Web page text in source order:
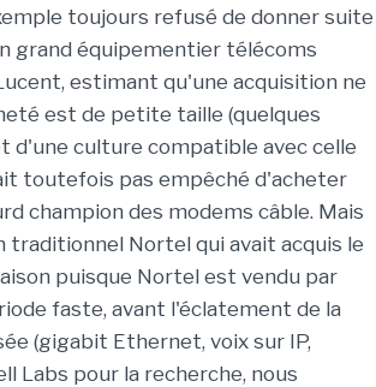
toujours refusé de donner suite
grand équipementier télécoms
estimant qu'une acquisition ne
est de petite taille (quelques
d'une culture compatible avec celle
toutefois pas empêché d'acheter
champion des modems câble. Mais
Nortel qui avait acquis le
puisque Nortel est vendu par
faste, avant l'éclatement de la
(gigabit Ethernet, voix sur IP,
Labs pour la recherche, nous